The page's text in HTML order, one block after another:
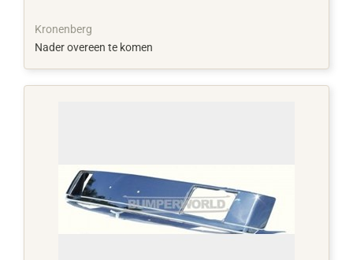
Kronenberg
Nader overeen te komen